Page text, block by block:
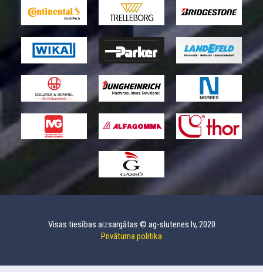
Visas tiesības aizsargātas © ag-slutenes.lv, 2020
Privātuma politika